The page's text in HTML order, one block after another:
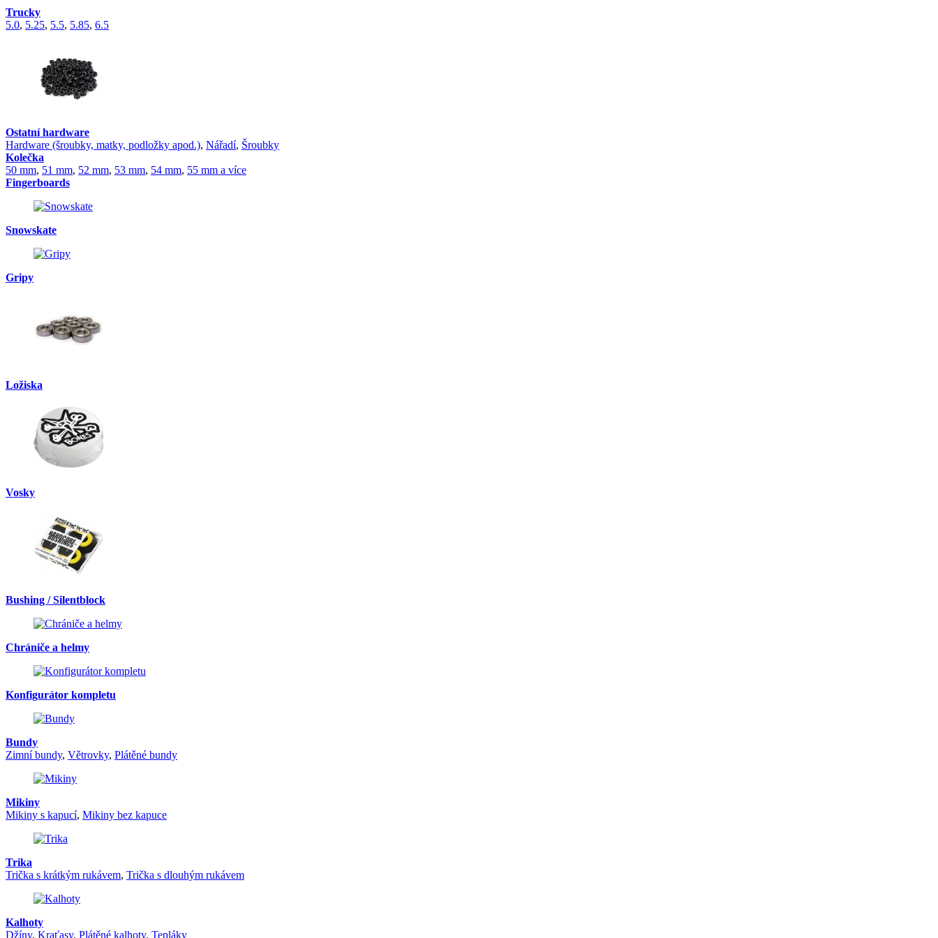
Trucky
5.0, 5.25, 5.5, 5.85, 6.5
Ostatní hardware
Hardware (šroubky, matky, podložky apod.), Nářadí, Šroubky
Kolečka
50 mm, 51 mm, 52 mm, 53 mm, 54 mm, 55 mm a více
Fingerboards
Snowskate
Gripy
Ložiska
Vosky
Bushing / Silentblock
Chrániče a helmy
Konfigurátor kompletu
Bundy
Zimní bundy, Větrovky, Plátěné bundy
Mikiny
Mikiny s kapucí, Mikiny bez kapuce
Trika
Trička s krátkým rukávem, Trička s dlouhým rukávem
Kalhoty
Džíny, Kraťasy, Plátěné kalhoty, Tepláky